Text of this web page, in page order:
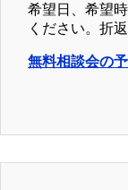
希望日、希望
ください。折
無料相談会の